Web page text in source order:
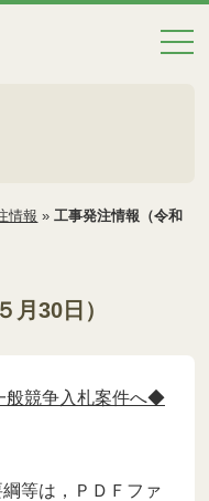
情報 »工事発注情報（令和
月30日）
般競争入札案件へ◆
等は，ＰＤＦファ